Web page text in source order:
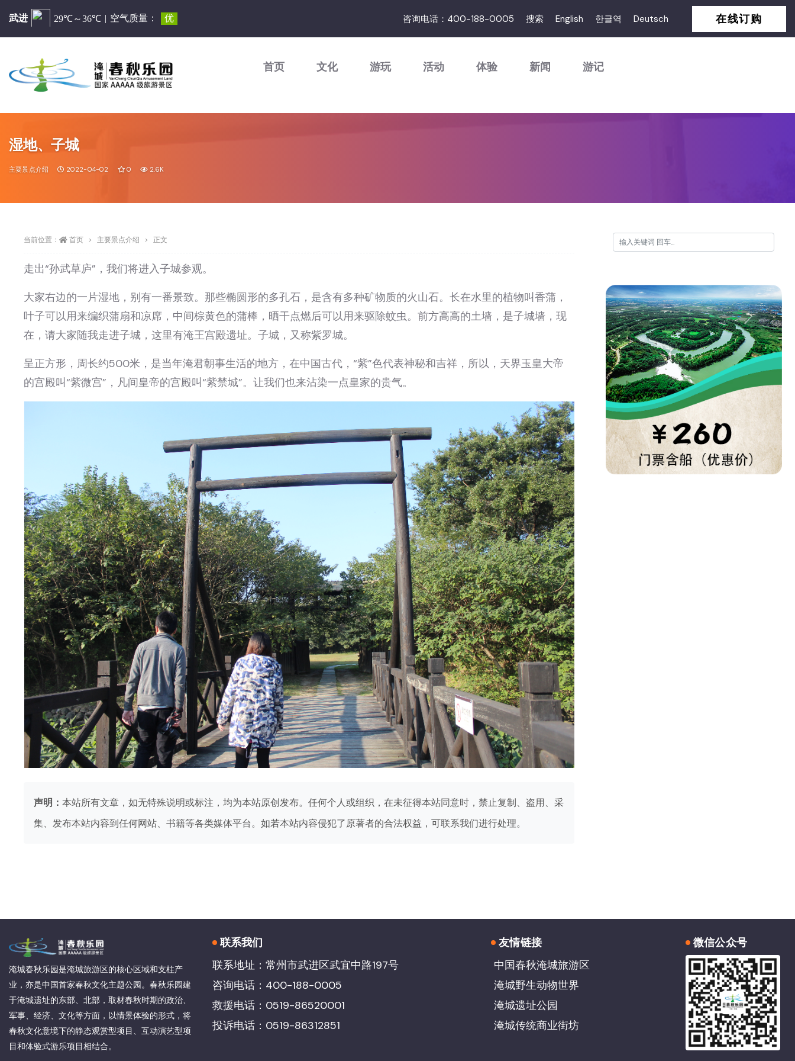
咨询电话：400-188-0005 搜索 English 한글역 Deutsch 在线订购
首页 文化 游玩 活动 体验 新闻 游记
湿地、子城
主要景点介绍 2022-04-02 0 2.6K
当前位置： 首页 主要景点介绍 正文
走出“孙武草庐”，我们将进入子城参观。
大家右边的一片湿地，别有一番景致。那些椭圆形的多孔石，是含有多种矿物质的火山石。长在水里的植物叫香蒲，
叶子可以用来编织蒲扇和凉席，中间棕黄色的蒲棒，晒干点燃后可以用来驱除蚊虫。前方高高的土墙，是子城墙，现
在，请大家随我走进子城，这里有淹王宫殿遗址。子城，又称紫罗城。
呈正方形，周长约500米，是当年淹君朝事生活的地方，在中国古代，“紫”色代表神秘和吉祥，所以，天界玉皇大帝
的宫殿叫“紫微宫”，凡间皇帝的宫殿叫“紫禁城”。让我们也来沾染一点皇家的贵气。
声明： 本站所有文章，如无特殊说明或标注，均为本站原创发布。任何个人或组织，在未征得本站同意时，禁止复制、盗用、采
集、发布本站内容到任何网站、书籍等各类媒体平台。如若本站内容侵犯了原著者的合法权益，可联系我们进行处理。
淹城春秋乐园是淹城旅游区的核心区域和支柱产
业，亦是中国首家春秋文化主题公园。春秋乐园建
于淹城遗址的东部、北部，取材春秋时期的政治、
军事、经济、文化等方面，以情景体验的形式，将
春秋文化意境下的静态观赏型项目、互动演艺型项
目和体验式游乐项目相结合。
联系我们
联系地址：常州市武进区武宜中路197号
咨询电话：400-188-0005
救援电话：0519-86520001
投诉电话：0519-86312851
友情链接
中国春秋淹城旅游区
淹城野生动物世界
淹城遗址公园
淹城传统商业街坊
微信公众号